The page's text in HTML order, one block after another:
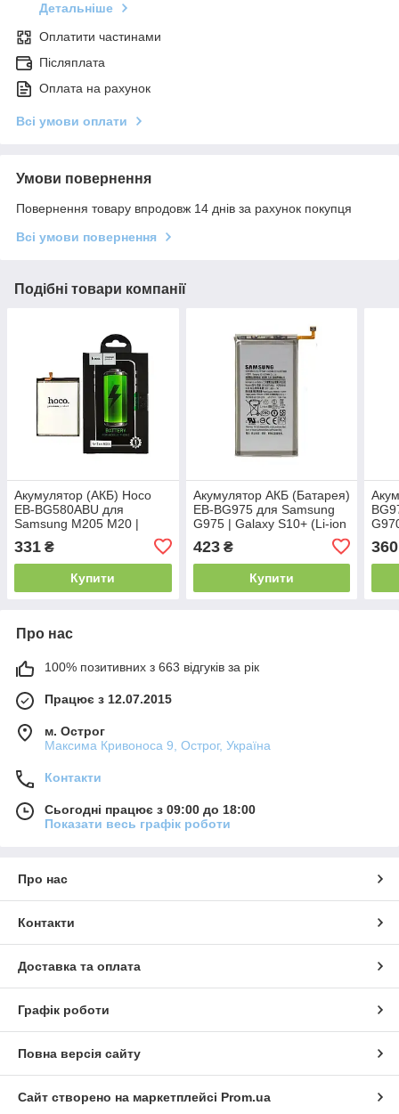
Детальніше
Оплатити частинами
Післяплата
Оплата на рахунок
Всі умови оплати
Умови повернення
Повернення товару впродовж 14 днів за рахунок покупця
Всі умови повернення
Подібні товари компанії
Акумулятор (АКБ) Hoco
EB-BG580ABU для
Samsung M205 M20 |
4900mAh) Оригінал
331 ₴
Купити
Акумулятор АКБ (Батарея)
EB-BG975 для Samsung
G975 | Galaxy S10+ (Li-ion
423₴
Купити
360
Про нас
100% позитивних з 663 відгуків за рік
Працює з 12.07.2015
м. Острог
Максима Кривоноса 9, Острог, Україна
Контакти
Сьогодні працює з 09:00 до 18:00
Показати весь графік роботи
Про нас
Контакти
Доставка та оплата
Графік роботи
Повна версія сайту
Сайт створено на маркетплейсі Prom.ua